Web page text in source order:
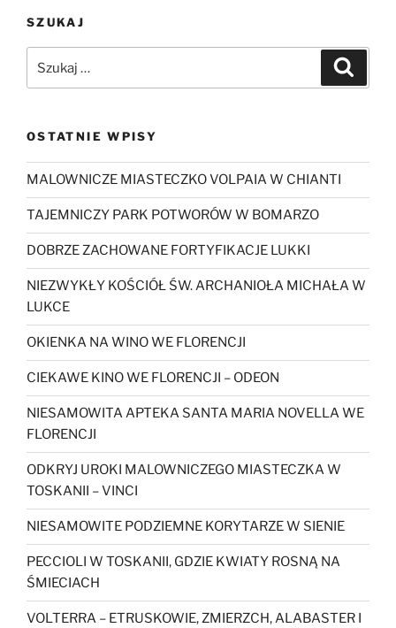
SZUKAJ
OSTATNIE WPISY
MALOWNICZE MIASTECZKO VOLPAIA W CHIANTI
TAJEMNICZY PARK POTWORÓW W BOMARZO
DOBRZE ZACHOWANE FORTYFIKACJE LUKKI
NIEZWYKŁY KOŚCIÓŁ ŚW. ARCHANIOŁA MICHAŁA W
LUKCE
OKIENKA NA WINO WE FLORENCJI
CIEKAWE KINO WE FLORENCJI – ODEON
NIESAMOWITA APTEKA SANTA MARIA NOVELLA WE
FLORENCJI
ODKRYJ UROKI MALOWNICZEGO MIASTECZKA W
TOSKANII – VINCI
NIESAMOWITE PODZIEMNE KORYTARZE W SIENIE
PECCIOLI W TOSKANII, GDZIE KWIATY ROSNĄ NA
ŚMIECIACH
VOLTERRA – ETRUSKOWIE, ZMIERZCH, ALABASTER I